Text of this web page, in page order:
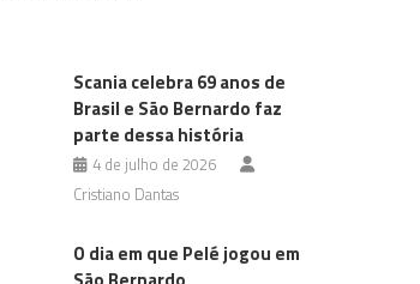
Scania celebra 69 anos de
Brasil e São Bernardo faz
parte dessa história
4 de julho de 2026
Cristiano Dantas
O dia em que Pelé jogou em